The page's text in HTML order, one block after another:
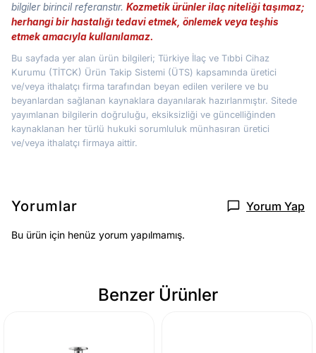
bilgiler birincil referanstır. Kozmetik ürünler ilaç niteliği taşımaz;
herhangi bir hastalığı tedavi etmek, önlemek veya teşhis
etmek amacıyla kullanılamaz.
Bu sayfada yer alan ürün bilgileri; Türkiye İlaç ve Tıbbi Cihaz
Kurumu (TİTCK) Ürün Takip Sistemi (ÜTS) kapsamında üretici
ve/veya ithalatçı firma tarafından beyan edilen verilere ve bu
beyanlardan sağlanan kaynaklara dayanılarak hazırlanmıştır. Sitede
yayımlanan bilgilerin doğruluğu, eksiksizliği ve güncelliğinden
kaynaklanan her türlü hukuki sorumluluk münhasıran üretici
ve/veya ithalatçı firmaya aittir.
Yorumlar Yorum Yap
Bu ürün için henüz yorum yapılmamış.
Benzer Ürünler